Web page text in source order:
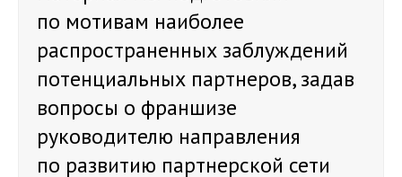
по мотивам наиболее
распространенных заблуждений
потенциальных партнеров, задав
вопросы о франшизе
руководителю направления
по развитию партнерской сети